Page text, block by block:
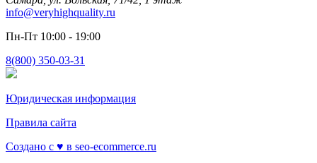
info@veryhighquality.ru
Пн-Пт 10:00 - 19:00
8(800) 350-03-31
Юридическая информация
Правила сайта
Создано с ♥️ в seo-ecommerce.ru